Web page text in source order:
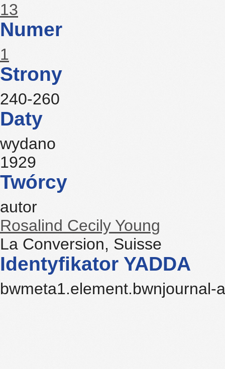
13
Numer
1
Strony
240-260
Daty
wydano
1929
Twórcy
autor
Rosalind Cecily Young
La Conversion, Suisse
Identyfikator YADDA
bwmeta1.element.bwnjournal-